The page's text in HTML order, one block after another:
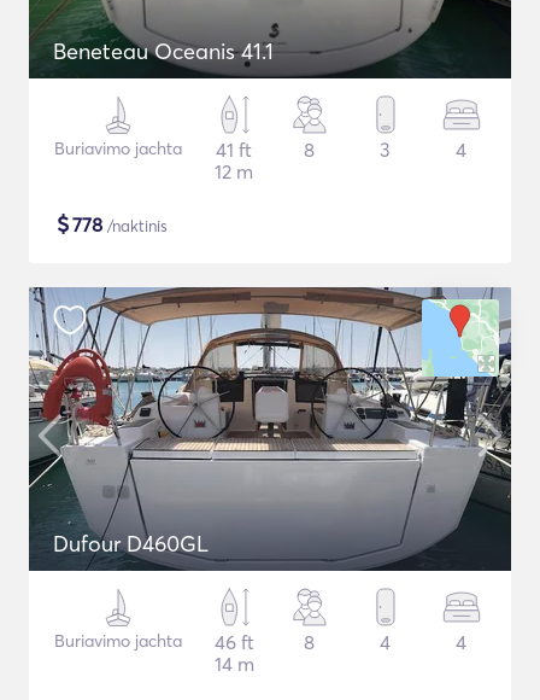
Beneteau Oceanis 41.1
Buriavimo jachta
41 ft
12 m
8 3 4
$778 /naktinis
Dufour D460GL
Buriavimo jachta
46 ft
14 m
8 4 4